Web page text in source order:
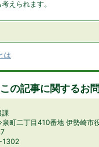
えられます。
は
この記事に関するお
課
町二丁目410番地 伊勢崎市
1302